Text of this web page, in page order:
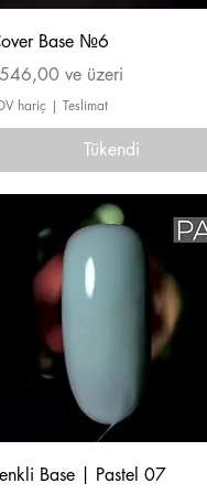
Hızlı Bakış
Base №6
ve üzeri
Fiyat
hariç | Teslimat
Tükendi
Hızlı Bakış
Base | Pastel 07